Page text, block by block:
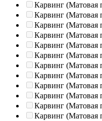
Карвинг (Матовая
Карвинг (Матовая
Карвинг (Матовая
Карвинг (Матовая
Карвинг (Матовая
Карвинг (Матовая
Карвинг (Матовая
Карвинг (Матовая
Карвинг (Матовая
Карвинг (Матовая
Карвинг (Матовая
Карвинг (Матовая